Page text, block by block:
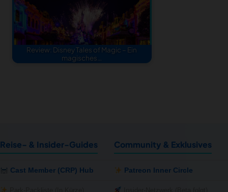
Review: Disney Tales of Magic – Ein
magisches…
Reise- & Insider-Guides
Cast Member (CRP) Hub
Community & Exklusives
Patreon Inner Circle